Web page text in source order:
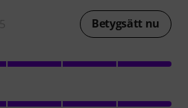
Betygsätt nu